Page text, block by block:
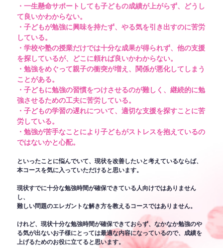
・一生懸命サポートしても子どもの成績が上がらず、どうし
て良いかわからない。
・子どもが勉強に興味を持たず、やる気を引き出すのに苦労
している。
・学校や塾の授業だけでは十分な成果が得られず、他の支援
を探しているが、どこに頼れば良いかわからない。
・勉強をめぐって親子の衝突が増え、関係が悪化してしまう
ことがある。
・子どもに勉強の習慣をつけさせるのが難しく、継続的に勉
強させるための工夫に苦労している。
・子どもの学習の遅れについて、適切な支援を探すことに苦
労している。
・勉強が苦手なことにより子どもがストレスを抱えているの
ではないかと心配。
といったことに悩んでいて、現状を改善したいと考えているならば、
本コースを気に入っていただけると思います。
現状すでに十分な勉強時間が確保できている人向けではありません
し、
難しい問題のエレガントな解き方を教えるコースではありません。
けれど、現状十分な勉強時間が確保できておらず、なかなか勉強のや
る気が出ないお子様にとっては最適な内容になっているので、成績を
上げるためのお役に立てると思います。